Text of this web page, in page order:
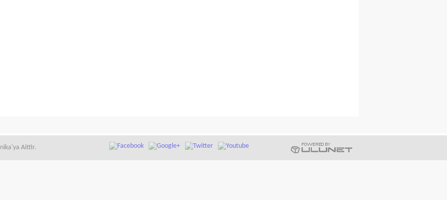
Aittir.